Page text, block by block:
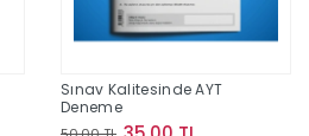
Sınav Kalitesinde AYT
Deneme